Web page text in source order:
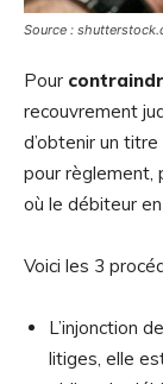
Source :
Pour
recouvrement
d’obtenir un
pour règlement,
où le débiteur
Voici les 3
L’injonction
litiges, elle